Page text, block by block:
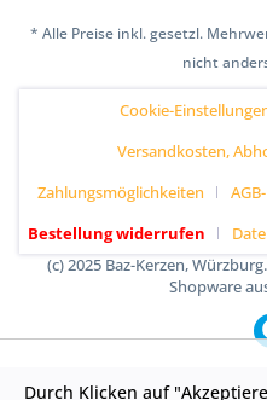
* Alle Preise inkl. gesetzl.
nicht
Cookie-
Versandkosten,
Zahlungsmöglichkeiten
Bestellung widerrufen
(c) 2025 Baz-Kerzen,
Shopware
Durch Klicken auf